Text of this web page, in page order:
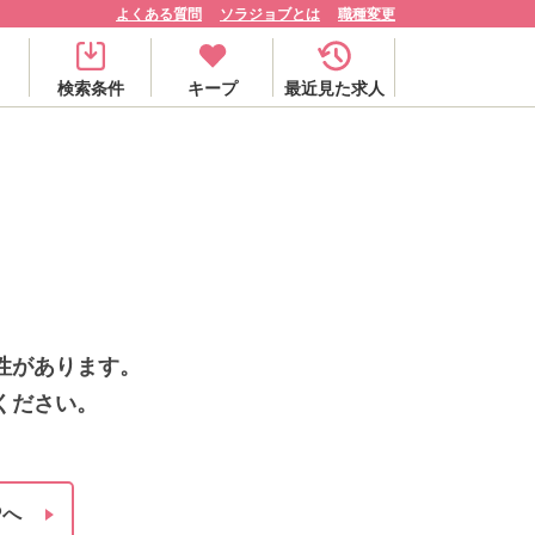
よくある質問 ソラジョブとは 職種変更
検索条件 キープ 最近見た求人
あります。
さい。